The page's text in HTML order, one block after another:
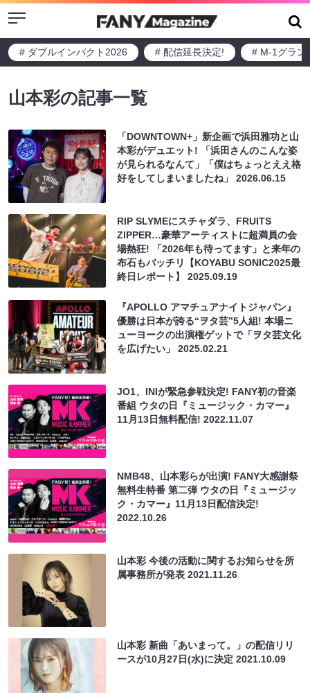
Menu
# ダブルインパクト2026 # 配信延長決定! # M-1グラン
山本彩の記事一覧
「DOWNTOWN+」新企画で浜田雅功と山
本彩がデュエット! 「浜田さんのこんな姿
が見られるなんて」「僕はちょっとええ格
好をしてしまいましたね」2026.06.15
RIP SLYMEにスチャダラ、FRUITS
ZIPPER…豪華アーティストに超満員の会
場熱狂! 「2026年も待ってます」と来年の
布石もバッチリ【KOYABU SONIC2025最
終日レポート】2025.09.19
『APOLLO アマチュアナイトジャパン』
優勝は日本が誇る“ヲタ芸”5人組! 本場ニ
ューヨークの出演権ゲットで「ヲタ芸文化
を広げたい」2025.02.21
JO1、INIが緊急参戦決定! FANY初の⾳楽
番組 ウタの⽇『ミュージック・カマー』
11⽉13⽇無料配信!2022.11.07
NMB48、⼭本彩らが出演! FANY⼤感謝祭
無料⽣特番 第二弾 ウタの⽇『ミュージッ
ク・カマー』11⽉13⽇配信決定!
2022.10.26
山本彩 今後の活動に関するお知らせを所
属事務所が発表2021.11.26
山本彩 新曲「あいまって。」の配信リリ
ースが10月27日(水)に決定2021.10.09